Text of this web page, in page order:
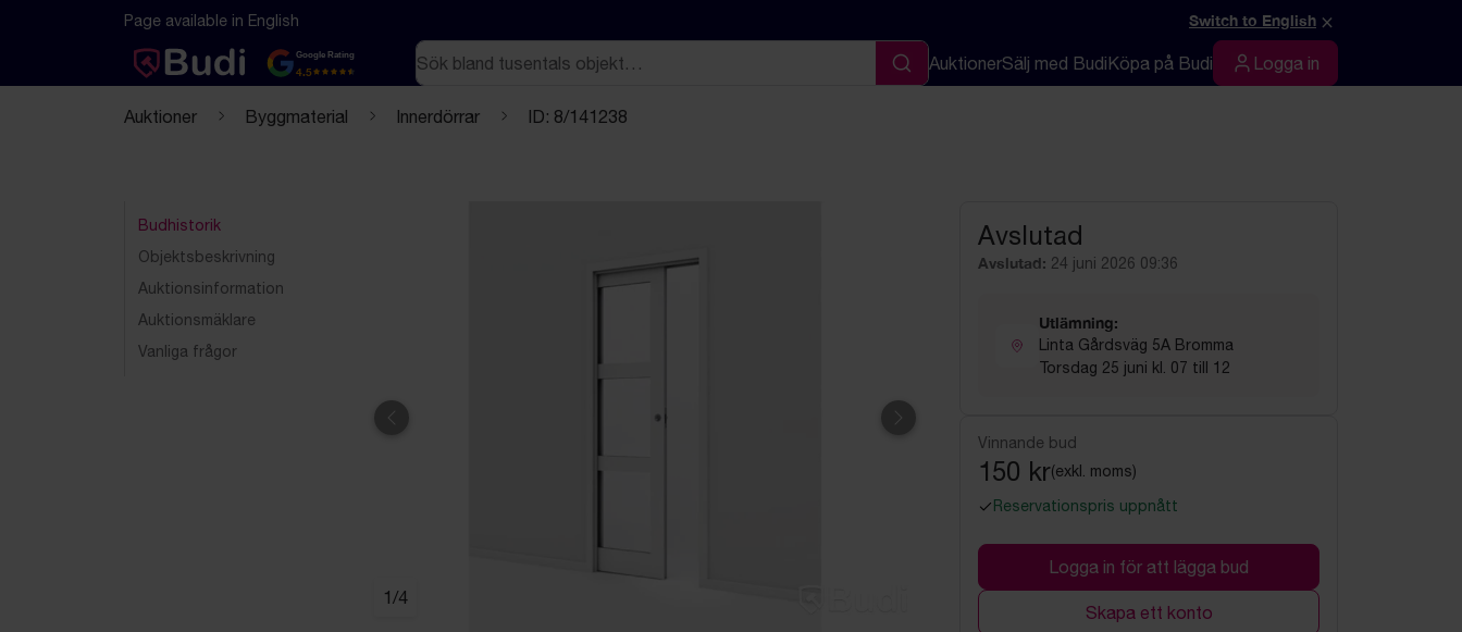
Hoppa till innehåll
Textbaserad (markdown) version av denna sida
Page available in English Switch to English ×
Google Rating
4.5
Sök
Sök
AuktionerSälj med BudiKöpa på Budi Logga in
Logga in
Auktioner Byggmaterial Innerdörrar ID: 8/141238
Budhistorik
Objektsbeskrivning
Auktionsinformation
Auktionsmäklare
Vanliga frågor
Föregående Nästa
1 /4
Avslutad
Avslutad: 24 juni 2026 09:36
Utlämning:
Linta Gårdsväg 5A Bromma
Torsdag 25 juni kl. 07 till 12
Vinnande bud
150 kr(exkl. moms)
Reservationspris uppnått
Logga in för att lägga bud
Skapa ett konto